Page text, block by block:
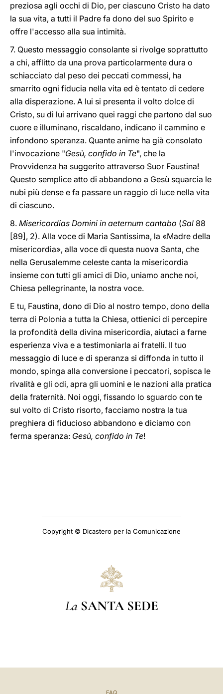
preziosa agli occhi di Dio, per ciascuno Cristo ha dato
la sua vita, a tutti il Padre fa dono del suo Spirito e
offre l'accesso alla sua intimità.
7. Questo messaggio consolante si rivolge soprattutto
a chi, afflitto da una prova particolarmente dura o
schiacciato dal peso dei peccati commessi, ha
smarrito ogni fiducia nella vita ed è tentato di cedere
alla disperazione. A lui si presenta il volto dolce di
Cristo, su di lui arrivano quei raggi che partono dal suo
cuore e illuminano, riscaldano, indicano il cammino e
infondono speranza. Quante anime ha già consolato
l'invocazione "Gesù, confido in Te", che la
Provvidenza ha suggerito attraverso Suor Faustina!
Questo semplice atto di abbandono a Gesù squarcia le
nubi più dense e fa passare un raggio di luce nella vita
di ciascuno.
8. Misericordias Domini in aeternum cantabo (Sal 88
[89], 2). Alla voce di Maria Santissima, la «Madre della
misericordia», alla voce di questa nuova Santa, che
nella Gerusalemme celeste canta la misericordia
insieme con tutti gli amici di Dio, uniamo anche noi,
Chiesa pellegrinante, la nostra voce.
E tu, Faustina, dono di Dio al nostro tempo, dono della
terra di Polonia a tutta la Chiesa, ottienici di percepire
la profondità della divina misericordia, aiutaci a farne
esperienza viva e a testimoniarla ai fratelli. Il tuo
messaggio di luce e di speranza si diffonda in tutto il
mondo, spinga alla conversione i peccatori, sopisca le
rivalità e gli odi, apra gli uomini e le nazioni alla pratica
della fraternità. Noi oggi, fissando lo sguardo con te
sul volto di Cristo risorto, facciamo nostra la tua
preghiera di fiducioso abbandono e diciamo con
ferma speranza: Gesù, confido in Te!
Copyright © Dicastero per la Comunicazione
La SANTA SEDE
FAQ